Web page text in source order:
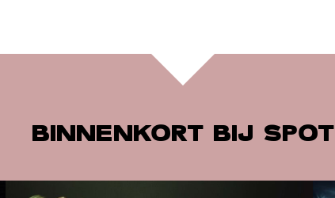
BINNENKORT BIJ SPOT